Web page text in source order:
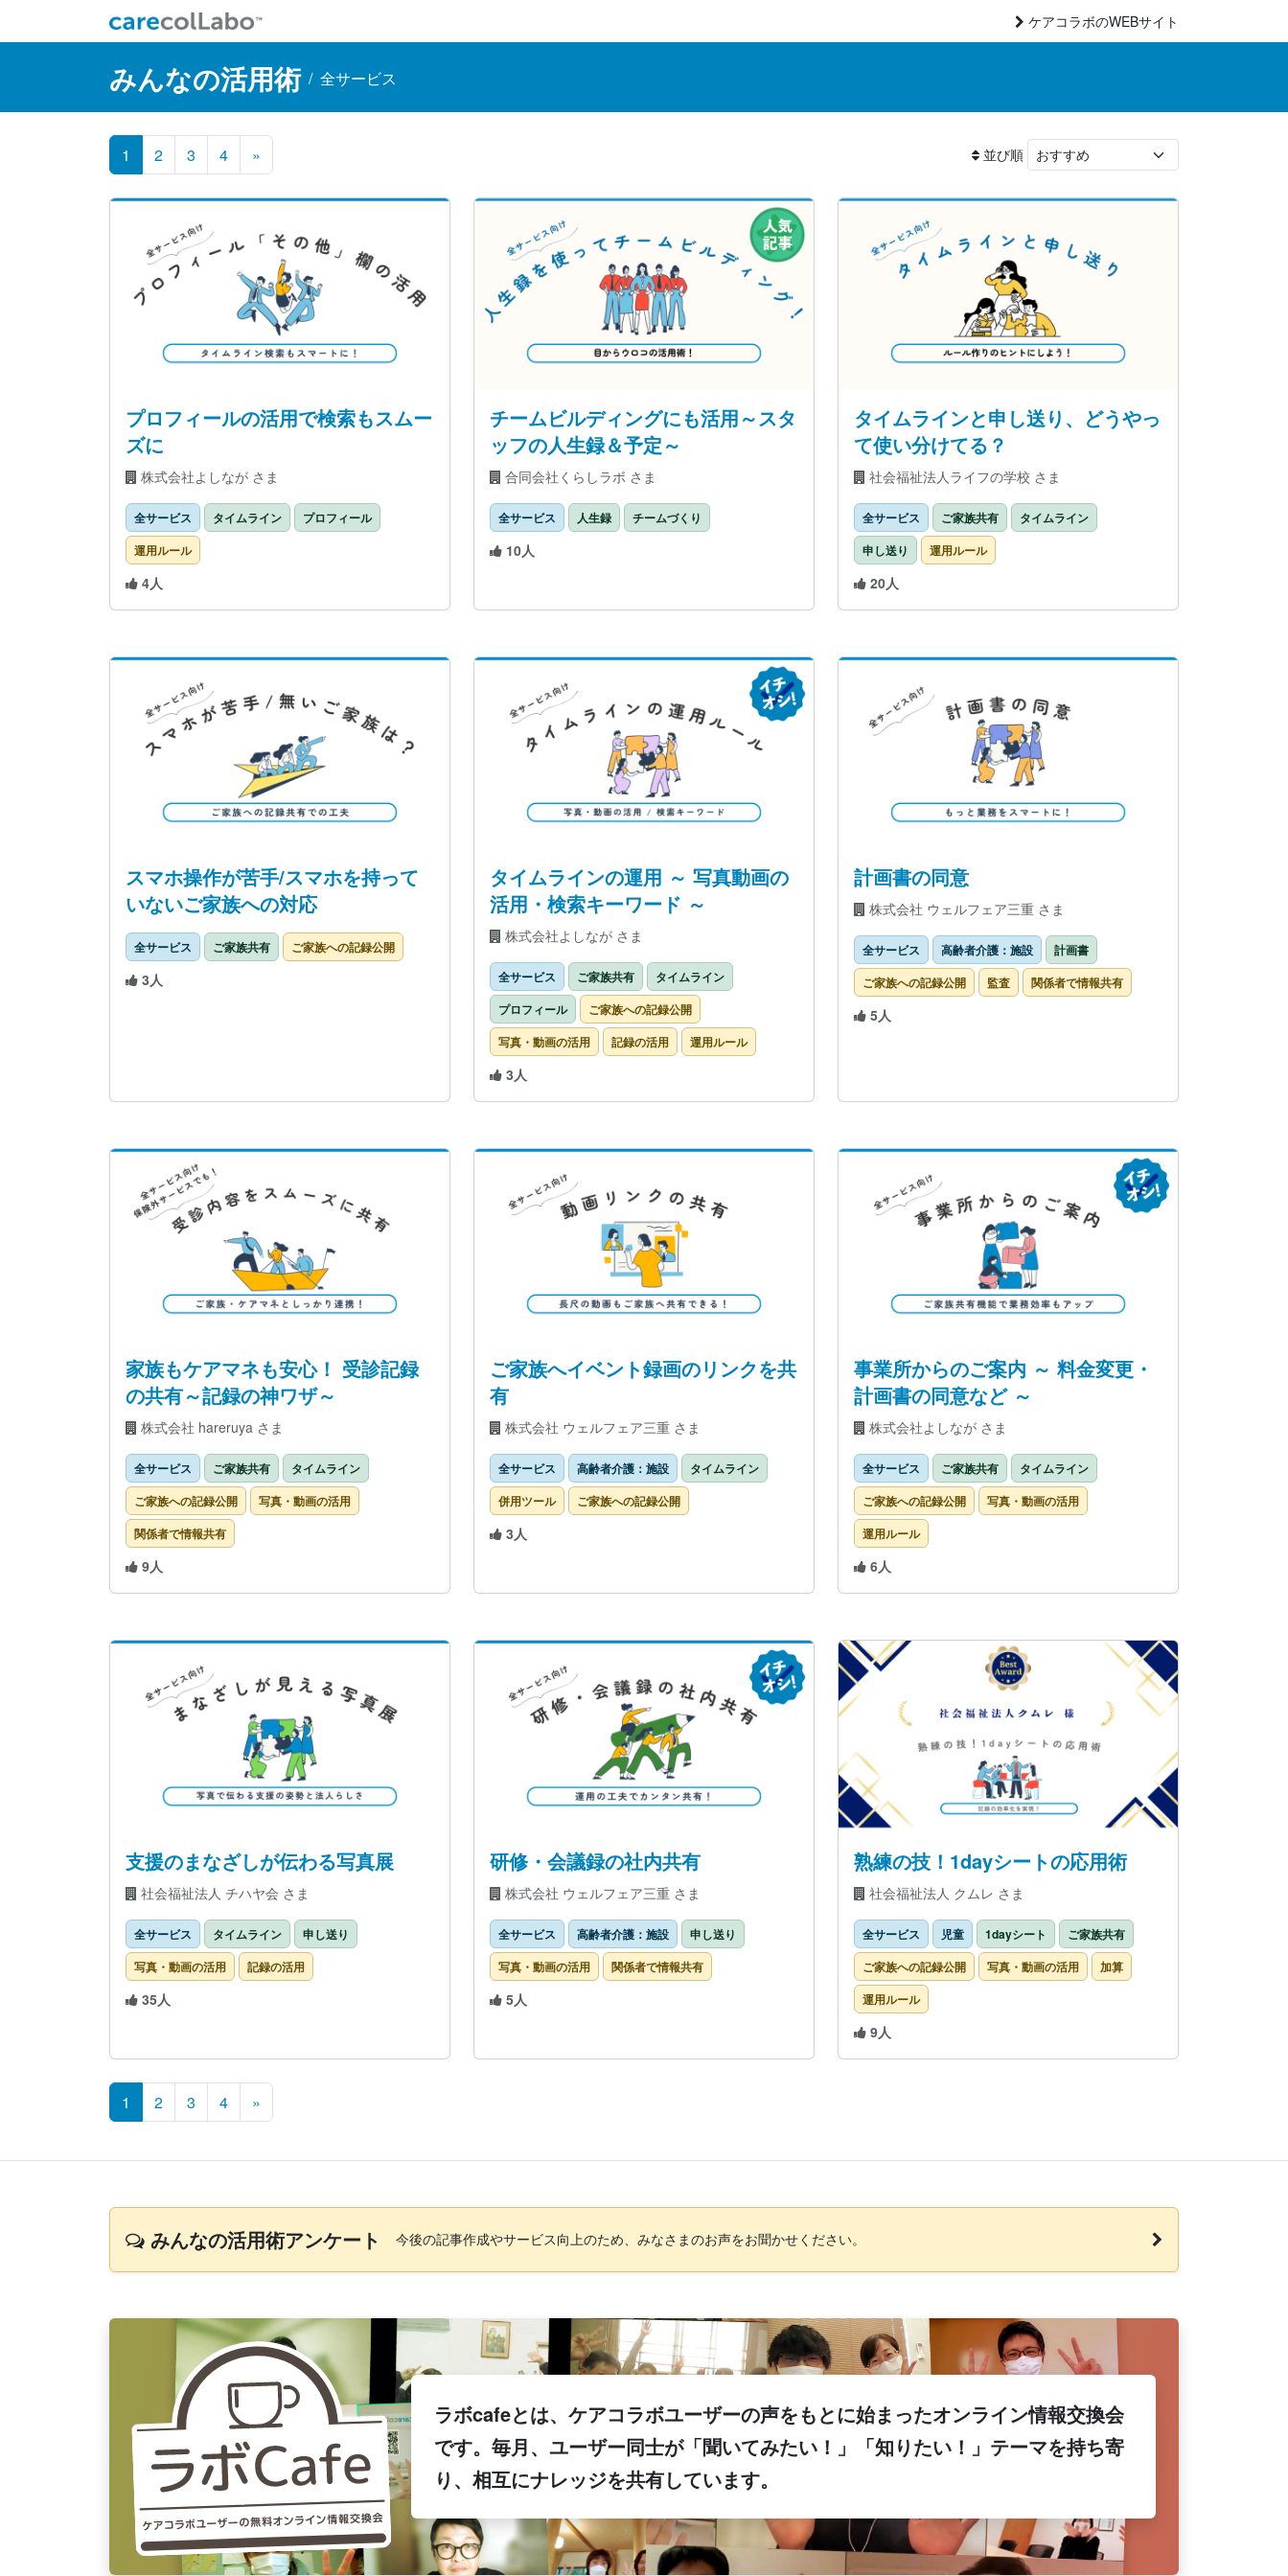
コンテンツへスキップ
Main Navigation ケアコラボのWEBサイト
みんなの活用術 / 全サービス
1 2 3 4 » 並び順
プロフィールの活用で検索もスムー
ズに
株式会社よしなが さま
全サービス タイムライン
プロフィール
運用ルール
4人
チームビルディングにも活用～スタ
ッフの人生録＆予定～
合同会社くらしラボ さま
全サービス 人生録 チームづくり
10人
タイムラインと申し送り、どうやっ
て使い分けてる？
社会福祉法人ライフの学校 さま
全サービス ご家族共有
タイムライン
申し送り
運用ルール
20人
スマホ操作が苦手/スマホを持って
いないご家族への対応
全サービス ご家族共有 ご家族への記録公開
3人
タイムラインの運用 ～ 写真動画の
活用・検索キーワード ～
株式会社よしなが さま
全サービス ご家族共有
タイムライン
プロフィール
ご家族への記録公開
写真・動画の活用
記録の活用 運用ルール
3人
計画書の同意
株式会社 ウェルフェア三重 さま
全サービス 高齢者介護：施設
計画書
ご家族への記録公開
監査 関係者で情報共有
5人
家族もケアマネも安心！ 受診記録
の共有～記録の神ワザ～
株式会社 hareruya さま
全サービス ご家族共有
タイムライン
ご家族への記録公開
写真・動画の活用
関係者で情報共有
9人
ご家族へイベント録画のリンクを共
有
株式会社 ウェルフェア三重 さま
全サービス 高齢者介護：施設
タイムライン
併用ツール
ご家族への記録公開
3人
事業所からのご案内 ～ 料金変更・
計画書の同意など ～
株式会社よしなが さま
全サービス ご家族共有
タイムライン
ご家族への記録公開
写真・動画の活用
運用ルール
6人
支援のまなざしが伝わる写真展
社会福祉法人 チハヤ会 さま
全サービス タイムライン
申し送り
写真・動画の活用
記録の活用
35人
研修・会議録の社内共有
株式会社 ウェルフェア三重 さま
全サービス 高齢者介護：施設
申し送り
写真・動画の活用
関係者で情報共有
5人
熟練の技！1dayシートの応用術
社会福祉法人 クムレ さま
全サービス 児童 1dayシート
ご家族共有
ご家族への記録公開
写真・動画の活用
加算
運用ルール
9人
投稿ナビゲーション
1 2 3 4 »
みんなの活用術アンケート 今後の記事作成やサービス向上のため、みなさまのお声をお聞かせください。
ラボcafeとは、ケアコラボユーザーの声をもとに始まったオンライン情報交換会
です。毎月、ユーザー同士が「聞いてみたい！」「知りたい！」テーマを持ち寄
り、相互にナレッジを共有しています。